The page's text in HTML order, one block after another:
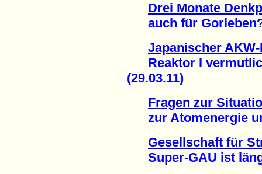
Drei Monate
auch für Gorleben?
Japanischer
Reaktor I
(29.03.11)
Fragen zur
zur Atomenergie
Gesellschaft für
Super-GAU ist